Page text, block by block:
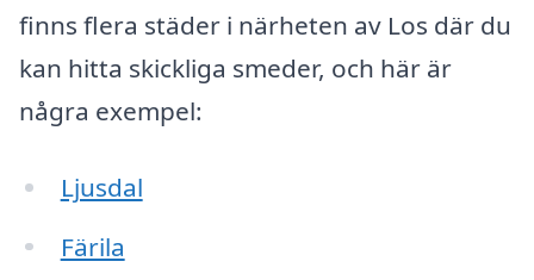
finns flera städer i närheten av Los där du
kan hitta skickliga smeder, och här är
några exempel:
Ljusdal
Färila